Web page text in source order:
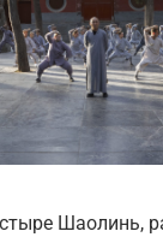
Шаолинь,